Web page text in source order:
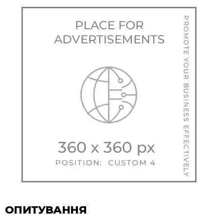
ОПИТУВАННЯ